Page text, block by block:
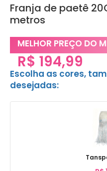
Franja de paetê
metros
MELHOR PREÇO DO
R$ 194,99
Escolha as cores,
desejadas: